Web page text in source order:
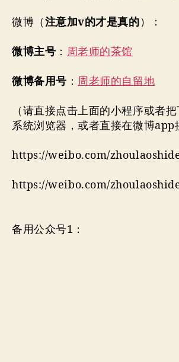
微博（注意加v的才是真的）：
微博主号 ： 周老师的茶馆
微博备用号 ： 周老师的自留地
（请直接点击上面的小程序或者
系统浏览器，或者直接在微博app
https://weibo.com/
https://weibo.com/
备用公众号1：